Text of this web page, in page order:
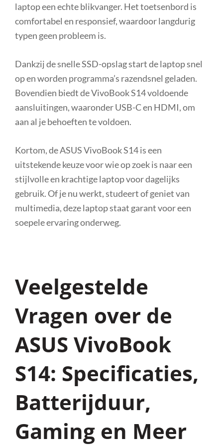
laptop een echte blikvanger. Het toetsenbord is
comfortabel en responsief, waardoor langdurig
typen geen probleem is.
Dankzij de snelle SSD-opslag start de laptop snel
op en worden programma’s razendsnel geladen.
Bovendien biedt de VivoBook S14 voldoende
aansluitingen, waaronder USB-C en HDMI, om
aan al je behoeften te voldoen.
Kortom, de ASUS VivoBook S14 is een
uitstekende keuze voor wie op zoek is naar een
stijlvolle en krachtige laptop voor dagelijks
gebruik. Of je nu werkt, studeert of geniet van
multimedia, deze laptop staat garant voor een
soepele ervaring onderweg.
Veelgestelde
Vragen over de
ASUS VivoBook
S14: Specificaties,
Batterijduur,
Gaming en Meer